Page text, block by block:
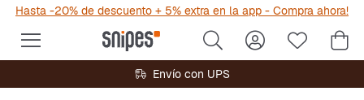
Hasta -20% de descuento + 5% extra en la app - Compra ahora!
Envío con UPS